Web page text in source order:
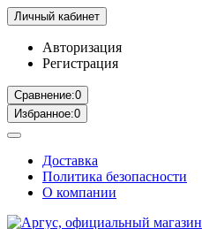
Личный кабинет
Авторизация
Регистрация
Сравнение:0
Избранное:0
Доставка
Политика безопасности
О компании